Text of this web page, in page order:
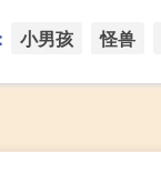
小男孩 怪兽